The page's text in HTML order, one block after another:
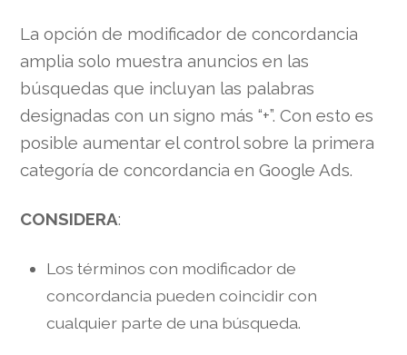
La opción de modificador de concordancia
amplia solo muestra anuncios en las
búsquedas que incluyan las palabras
designadas con un signo más “+”. Con esto es
posible aumentar el control sobre la primera
categoría de concordancia en Google Ads.
CONSIDERA:
Los términos con modificador de
concordancia pueden coincidir con
cualquier parte de una búsqueda.